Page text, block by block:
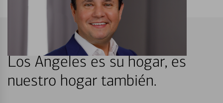
Los Angeles es su hogar, es
nuestro hogar también.